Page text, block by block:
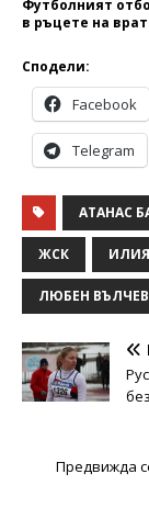
Футболният
в ръцете на
Сподели:
Facebook
Telegram
АТАНАС
ЖСК
ЛЮБЕН ВЪЛЧЕВ
Предвижда